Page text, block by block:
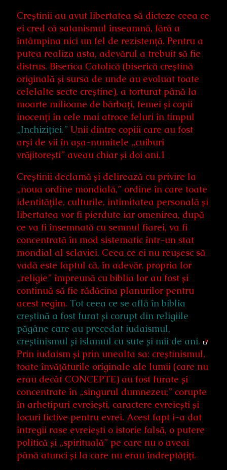
Creștinii au avut libertatea să dicteze ceea ce
ei cred că satanismul înseamnă, fără a
întâmpina nici un fel de rezistență. Pentru a
putea realiza asta, adevărul a trebuit să fie
distrus. Biserica Catolică (biserică creștină
originală și sursa de unde au evoluat toate
celelalte secte creștine), a torturat până la
moarte milioane de bărbați, femei și copii
inocenți în cele mai atroce feluri în timpul
„Inchiziției.” Unii dintre copiii care au fost
arși de vii în așa-numitele „cuiburi
vrăjitorești” aveau chiar și doi ani.1
Creștinii declamă și delirează cu privire la
„noua ordine mondială,” ordine în care toate
identitățile, culturile, intimitatea personală și
libertatea vor fi pierdute iar omenirea, după
ce va fi însemnată cu semnul fiarei, va fi
concentrată în mod sistematic într-un stat
mondial al sclaviei. Ceea ce ei nu reușesc să
vadă este faptul că, în adevăr, propria lor
„religie” împreună cu biblia lor au fost și
continuă să fie rădăcina planurilor pentru
acest regim. Tot ceea ce se află în biblia
creștină a fost furat și corupt din religiile
păgâne care au precedat iudaismul,
creștinismul și islamul cu sute și mii de ani.
Prin iudaism și prin unealta sa: creștinismul,
toate învățăturile originale ale lumii (care nu
erau decât CONCEPTE) au fost furate și
concentrate în „singurul dumnezeu;” corupte
în arhetipuri evreiești, caractere evreiești și
locuri fictive pentru evrei. Acest fapt i-a dat
întregii rase evreiești o istorie falsă, o putere
politică și „spirituală” pe care nu o aveai
până atunci și la care nu erau îndreptățiți.